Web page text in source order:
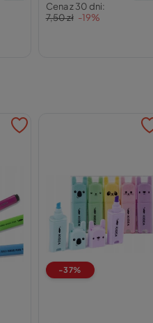
Cena z 30 dni:
7,50 zł -19%
-37%